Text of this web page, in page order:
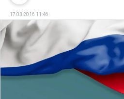
17.03.2016 11:46